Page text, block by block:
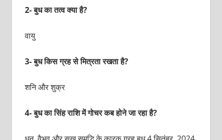
2- बुध का तत्व क्या है?
वायु
3- बुध किस ग्रह से मित्रता रखता है?
शनि और शुक्र
4- बुध का सिंह राशि में गोचर कब होने जा रहा है?